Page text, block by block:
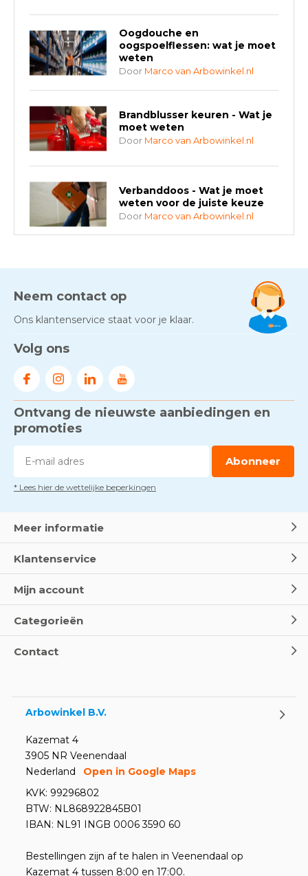
Oogdouche en
oogspoelflessen: wat je moet
weten
Door Marco van Arbowinkel.nl
Brandblusser keuren - Wat je
moet weten
Door Marco van Arbowinkel.nl
Verbanddoos - Wat je moet
weten voor de juiste keuze
Door Marco van Arbowinkel.nl
AED-apparaten - Welke past
Door Marco van Arbowinkel.nl
Door
Voorkom brand met
rookmelders, hittemelders en
DoorMarco van Arbowinkel.nl
Dag van de BHV - Als elke
Oogspoel flessen en
Neem contact op
Ons klantenservice staat voor je klaar.
Volg ons
Ontvang de nieuwste aanbiedingen en
promoties
Abonneer
* Lees hier de wettelijke beperkingen
Meer informatie
Klantenservice
Mijn account
Categorieën
Contact
Arbowinkel B.V.
Kazemat 4
3905 NR Veenendaal
Nederland
Open in Google Maps
KVK: 99296802
BTW: NL868922845B01
IBAN: NL91 INGB 0006 3590 60
Bestellingen zijn af te halen in Veenendaal op
Kazemat 4 tussen 8:00 en 17:00.